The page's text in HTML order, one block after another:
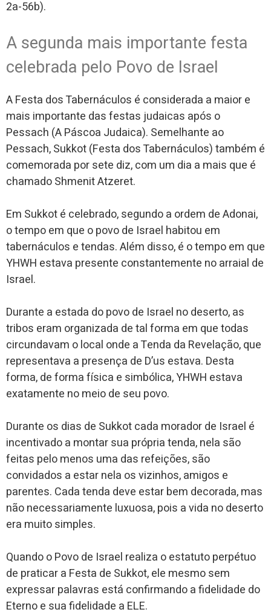
2a-56b).
A segunda mais importante festa
celebrada pelo Povo de Israel
A Festa dos Tabernáculos é considerada a maior e
mais importante das festas judaicas após o
Pessach (A Páscoa Judaica). Semelhante ao
Pessach, Sukkot (Festa dos Tabernáculos) também é
comemorada por sete diz, com um dia a mais que é
chamado Shmenit Atzeret.
Em Sukkot é celebrado, segundo a ordem de Adonai,
o tempo em que o povo de Israel habitou em
tabernáculos e tendas. Além disso, é o tempo em que
YHWH estava presente constantemente no arraial de
Israel.
Durante a estada do povo de Israel no deserto, as
tribos eram organizada de tal forma em que todas
circundavam o local onde a Tenda da Revelação, que
representava a presença de D’us estava. Desta
forma, de forma física e simbólica, YHWH estava
exatamente no meio de seu povo.
Durante os dias de Sukkot cada morador de Israel é
incentivado a montar sua própria tenda, nela são
feitas pelo menos uma das refeições, são
convidados a estar nela os vizinhos, amigos e
parentes. Cada tenda deve estar bem decorada, mas
não necessariamente luxuosa, pois a vida no deserto
era muito simples.
Quando o Povo de Israel realiza o estatuto perpétuo
de praticar a Festa de Sukkot, ele mesmo sem
expressar palavras está confirmando a fidelidade do
Eterno e sua fidelidade a ELE.